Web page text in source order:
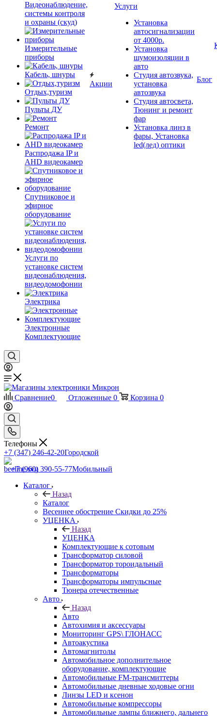
Видеонаблюдение,
системы контроля
и охраны (скуд)
Измерительные
приборы
Кабель, шнуры
Отдых,туризм
Пульты ДУ
Ремонт
Распродажа IP и
AHD видеокамер
Спутниковое и
эфирное
оборудование
Услуги по
установке систем
видеонаблюдения,
видеодомофонии
Электрика
Электронные
Комплектующие
Акции
Услуги
Установка
автосигнализации
от 4000р.
Установка
шумоизоляции в
авто
Студия автозвука,
установка
автозвука
Студия автосвета,
Тюнинг и ремонт
фар
Установка линз в
фары, Установка
led(лед) оптики
Блог
Сравнение0 Отложенные 0 Корзина 0
Телефоны
+7 (347) 246-42-20Городской
+7 (960) 390-55-77Мобильный
Каталог
Назад
Каталог
Весеннее обострение Скидки до 25%
УЦЕНКА
Назад
УЦЕНКА
Комплектующие к сотовым
Трансформатор силовой
Трансформатор тороидальный
Трансформаторы
Трансформаторы импульсные
Тюнера отечественные
Авто
Назад
Авто
Автохимия и аксессуары
Мониторинг GPS\ ГЛОНАСС
Автоакустика
Автомагнитолы
Автомобильное дополнительное
оборудование, комплектующие
Автомобильные FM-трансмиттеры
Автомобильные дневные ходовые огни
Линзы LED и ксенон
Автомобильные компрессоры
Автомобильные лампы ближнего, дальнего